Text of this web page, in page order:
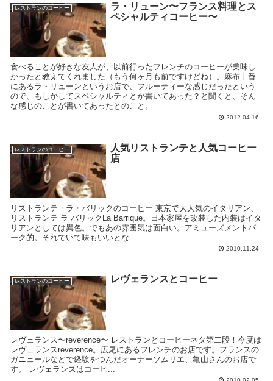
レストランのコーヒー
ラ・リューン〜フランス料理とス
ペシャルティコーヒー〜
食べることが好きな友人が、以前行ったフレンチのコーヒーが美味し
かったと教えてくれました（もう何ヶ月も前ですけどね）。麻布十番
にあるラ・リューンというお店で、フルーティーな感じだったという
ので、もしかしてスペシャルティとか書いてあった？と聞くと、そん
な感じのことが書いてあったとのこと。
2012.04.16
レストランのコーヒー
人気リストランテと人気コーヒー
店
リストランテ・ラ・バリックのコーヒー 東京で大人気のイタリアン、
リストランテ ラ バリックLa Barrique。日本家屋を改装した内装はイタ
リアンとしては異色。でもあの雰囲気は面白い。アミューズメントパ
ーク的。それでいて味もいいとな...
2010.11.24
レストランのコーヒー レヴェランスとコーヒー
レヴェランス〜reverence〜 レストランとコーヒーネタ第二段！今度は
レヴェランスreverence。広尾にあるフレンチのお店です。フランスの
ガニェールなどで経験をつんだオーナーソムリエ、亀山さんのお店で
す。 レヴェランスはコーヒ...